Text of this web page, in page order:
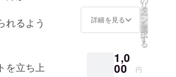
れるよう
を立ち上
せて い
ただき
ます。
詳細を見る
リ
タ
ー
ン
を
選
択
す
る
1,0
00 円